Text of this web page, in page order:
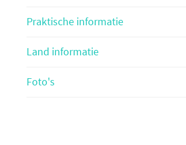
Praktische informatie
Land informatie
Foto's